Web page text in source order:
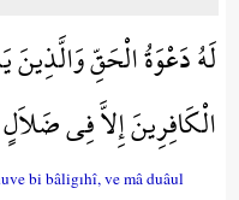
لَهُ دَعْوَةُ الْحَقِّ
الْكَافِرِينَ إِلاَّ فِي ضَلاَلٍ
bi bâligıhî, ve mâ duâul